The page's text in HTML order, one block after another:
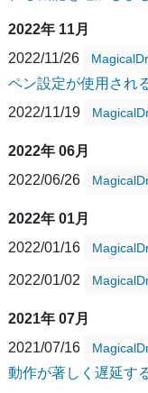
2022年 11月
2022/11/26
ペン設定が使用され
2022/11/19
2022年 06月
2022/06/26
2022年 01月
2022/01/16
2022/01/02
2021年 07月
2021/07/16
動作が著しく遅延す